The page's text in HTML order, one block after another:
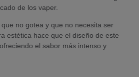
de los vaper.
no gotea y que no necesita ser
estética hace que el diseño de este
el sabor más intenso y